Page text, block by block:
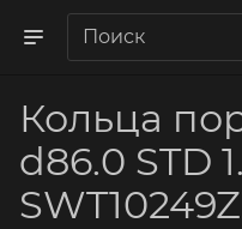
Кольца
d86.0 STD